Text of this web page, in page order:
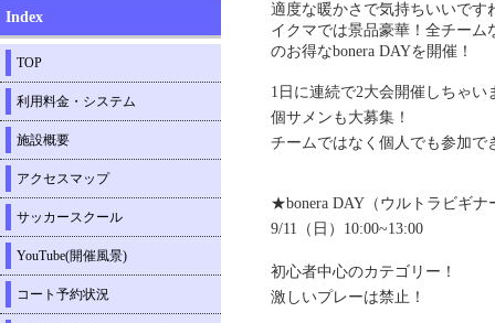
適度な暖かさで気持ちいいです
イクマでは景品豪華！全チーム
のお得なbonera DAYを開催！
1日に連続で2大会開催しちゃい
個サメンも大募集！
チームではなく個人でも参加で
★bonera DAY（ウルトラビギ
9/11（日）10:00~13:00
初心者中心のカテゴリー！
激しいプレーは禁止！
Index
TOP
利用料金・システム
施設概要
アクセスマップ
サッカースクール
YouTube(開催風景)
コート予約状況